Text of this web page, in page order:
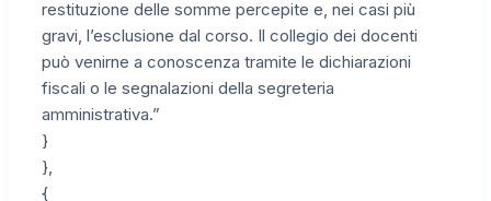
restituzione delle somme percepite e, nei casi più
gravi, l’esclusione dal corso. Il collegio dei docenti
può venirne a conoscenza tramite le dichiarazioni
fiscali o le segnalazioni della segreteria
amministrativa.”
}
},
{